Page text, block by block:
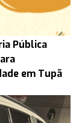
Pública
em Tupã